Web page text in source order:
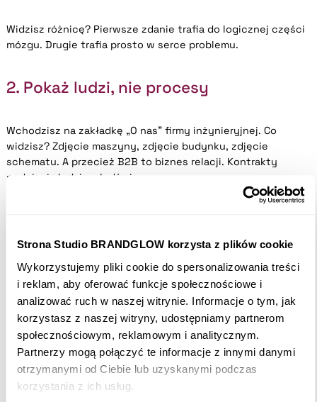
Strona Studio BRANDGLOW korzysta z plików cookie
Wykorzystujemy pliki cookie do spersonalizowania treści
i reklam, aby oferować funkcje społecznościowe i
analizować ruch w naszej witrynie. Informacje o tym, jak
korzystasz z naszej witryny, udostępniamy partnerom
społecznościowym, reklamowym i analitycznym.
Partnerzy mogą połączyć te informacje z innymi danymi
otrzymanymi od Ciebie lub uzyskanymi podczas
korzystania z ich usług.
Widzisz różnicę? Pierwsze zdanie trafia do logicznej części
mózgu. Drugie trafia prosto w serce problemu.
2. Pokaż ludzi, nie procesy
Wchodzisz na zakładkę „O nas” firmy inżynieryjnej. Co
widzisz? Zdjęcie maszyny, zdjęcie budynku, zdjęcie
schematu. A przecież B2B to biznes relacji. Kontrakty
podpisują ludzie z ludźmi.
kaskach, pochylonych nad kodem, pijących kawę. Niech
Klient zobaczy pasję w ich oczach. Niech Twoi eksperci
mają imiona, twarze i historie.
To buduje zaufanie szybciej niż dziesięć certyfikatów w
PDF-ie. Klient pomyśli:„Fajni ludzie. Chciałbym z nimi
pracować.”
3. Język korzyści emocjonalnych